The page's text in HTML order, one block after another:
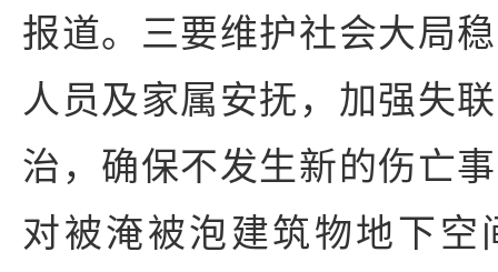
报道。三要维护社会大局
人员及家属安抚，加强失
治，确保不发生新的伤亡
对被淹被泡建筑物地下空